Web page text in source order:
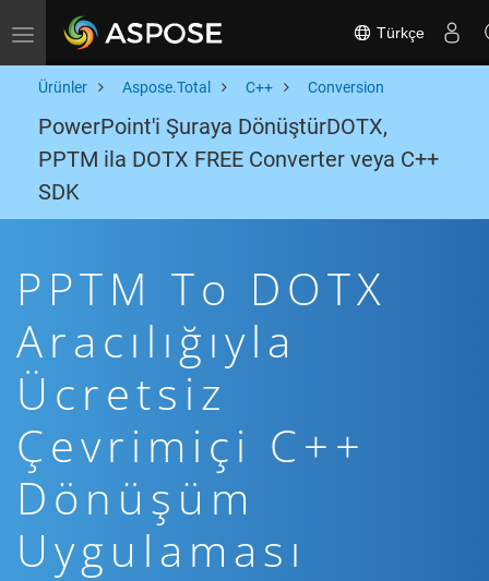
Toggle navigation Türkçe
Ürünler Aspose.Total C++ Conversion
PowerPoint'i Şuraya DönüştürDOTX,
PPTM ila DOTX FREE Converter veya C++
SDK
PPTM To DOTX
Aracılığıyla
Ücretsiz
Çevrimiçi C++
Dönüşüm
Uygulaması